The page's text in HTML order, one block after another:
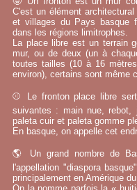
C'est un élément
et villages du Pays basque
dans les régions limitrophes.
La place libre est un terrain
mur, ou de deux (un à
toutes tailles (10 à 16
environ), certains sont même
⚾ Le fronton place libre
suivantes : main nue, rebot,
paleta cuir et paleta gomme
En basque, on appelle cet
🌎 Un grand nombre de
l'appellation "diaspora
principalement en Amérique